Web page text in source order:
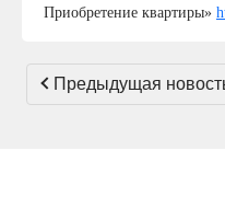
Приобретение квартиры»
Предыдущая